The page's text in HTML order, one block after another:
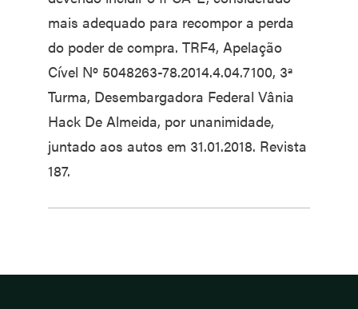
mais adequado para recompor a perda
do poder de compra. TRF4, Apelação
Cível Nº 5048263-78.2014.4.04.7100, 3ª
Turma, Desembargadora Federal Vânia
Hack De Almeida, por unanimidade,
juntado aos autos em 31.01.2018. Revista
187.